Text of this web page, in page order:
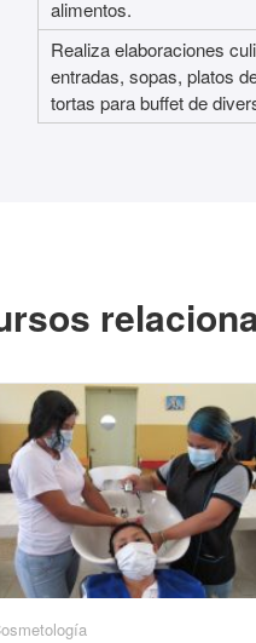
alimentos.
Realiza elaboraciones
entradas, sopas, platos
tortas para buffet de